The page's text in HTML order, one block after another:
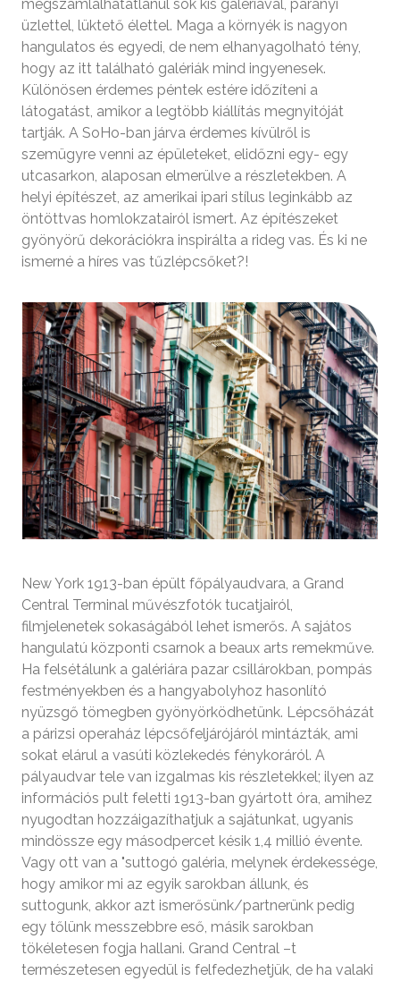
megszámlálhatatlanul sok kis galériával, parányi
üzlettel, lüktető élettel. Maga a környék is nagyon
hangulatos és egyedi, de nem elhanyagolható tény,
hogy az itt található galériák mind ingyenesek.
Különösen érdemes péntek estére időzíteni a
látogatást, amikor a legtöbb kiállítás megnyitóját
tartják. A SoHo-ban járva érdemes kívülről is
szemügyre venni az épületeket, elidőzni egy- egy
utcasarkon, alaposan elmerülve a részletekben. A
helyi építészet, az amerikai ipari stílus leginkább az
öntöttvas homlokzatairól ismert. Az építészeket
gyönyörű dekorációkra inspirálta a rideg vas. És ki ne
ismerné a híres vas tűzlépcsőket?!
New York 1913-ban épült főpályaudvara, a Grand
Central Terminal művészfotók tucatjairól,
filmjelenetek sokaságából lehet ismerős. A sajátos
hangulatú központi csarnok a beaux arts remekműve.
Ha felsétálunk a galériára pazar csillárokban, pompás
festményekben és a hangyabolyhoz hasonlító
nyüzsgő tömegben gyönyörködhetünk. Lépcsőházát
a párizsi operaház lépcsőfeljárójáról mintázták, ami
sokat elárul a vasúti közlekedés fénykoráról. A
pályaudvar tele van izgalmas kis részletekkel; ilyen az
információs pult feletti 1913-ban gyártott óra, amihez
nyugodtan hozzáigazíthatjuk a sajátunkat, ugyanis
mindössze egy másodpercet késik 1,4 millió évente.
Vagy ott van a "suttogó galéria, melynek érdekessége,
hogy amikor mi az egyik sarokban állunk, és
suttogunk, akkor azt ismerősünk/partnerünk pedig
egy tőlünk messzebbre eső, másik sarokban
tökéletesen fogja hallani. Grand Central –t
természetesen egyedül is felfedezhetjük, de ha valaki